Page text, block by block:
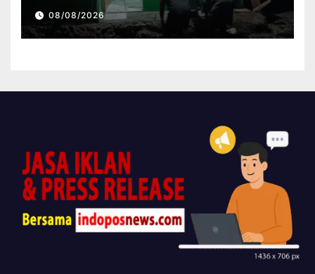
Kodim 1807 Sorsel Lembur
Finishing Rumah Type 36 untuk
Warga Kampung Sesor
08/08/2026